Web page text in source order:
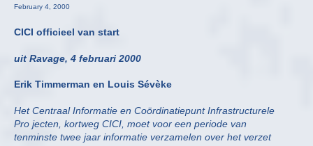
February 4, 2000
CICI officieel van start
uit Ravage, 4 februari 2000
Erik Timmerman en Louis Sévèke
Het Centraal Informatie en Coördinatiepunt Infrastructurele
Pro jecten, kortweg CICI, moet voor een periode van
tenminste twee jaar informatie verzamelen over het verzet